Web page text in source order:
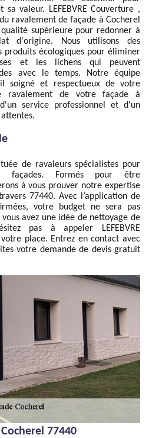
valeur. LEFEBVRE Couverture ,
ravalement de façade à Cocherel
supérieure pour redonner à
d'origine. Nous utilisons des
produits écologiques pour éliminer
et les lichens qui peuvent
avec le temps. Notre équipe
soigné et respectueux de votre
ravalement de votre façade à
service professionnel et d'un
de ravaleurs spécialistes pour
Formés pour être
à vous prouver notre expertise
77440. Avec l’application de
votre budget ne sera pas
avez une idée de nettoyage de
pas à appeler LEFEBVRE
place. Entrez en contact avec
votre demande de devis gratuit
77440